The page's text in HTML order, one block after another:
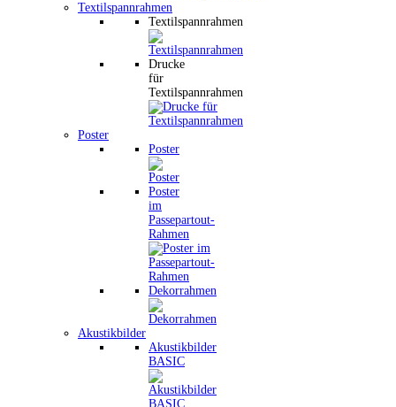
Textilspannrahmen
Textilspannrahmen
Drucke
für
Textilspannrahmen
Poster
Poster
Poster
im
Passepartout-
Rahmen
Dekorrahmen
Akustikbilder
Akustikbilder
BASIC